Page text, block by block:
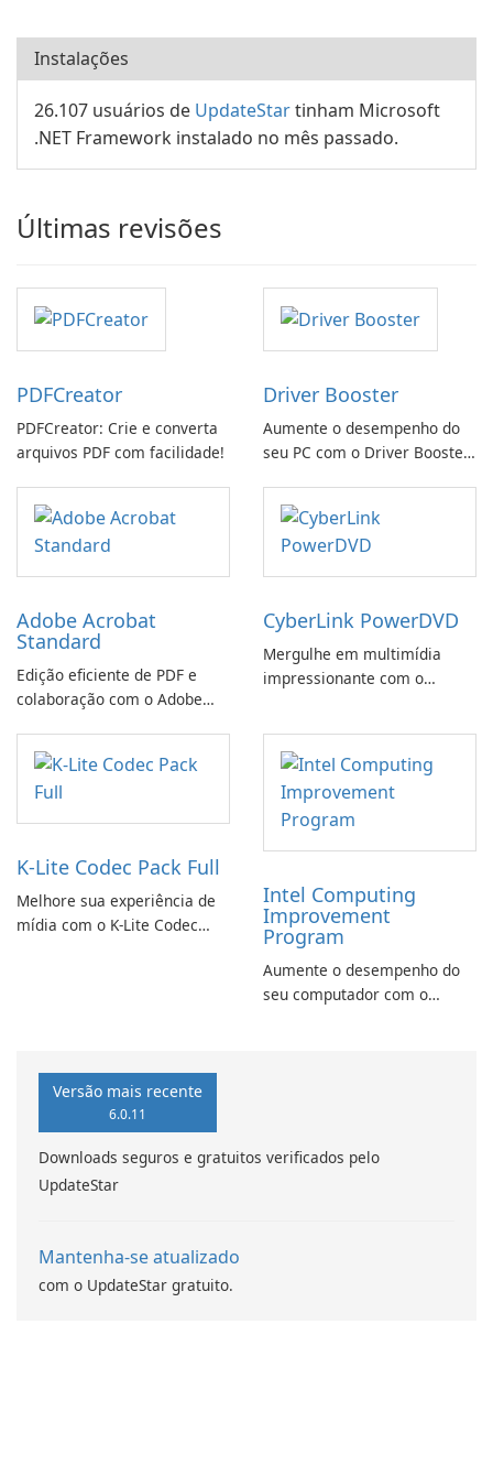
Instalações
26.107 usuários de UpdateStartinham Microsoft
.NET Framework instalado no mês passado.
Últimas revisões
PDFCreator
PDFCreator: Crie e converta
arquivos PDF com facilidade!
Driver Booster
Aumente o desempenho do
seu PC com o Driver Booster
Adobe Acrobat
Standard
Edição eficiente de PDF e
colaboração com o Adobe
CyberLink PowerDVD
Mergulhe em multimídia
impressionante com o
K-Lite Codec Pack Full
Melhore sua experiência de
mídia com o K-Lite Codec
Intel Computing
Improvement
Program
Aumente o desempenho do
seu computador com o
Versão mais recente
6.0.11
Downloads seguros e gratuitos verificados pelo
UpdateStar
Mantenha-se atualizado
com o UpdateStar gratuito.